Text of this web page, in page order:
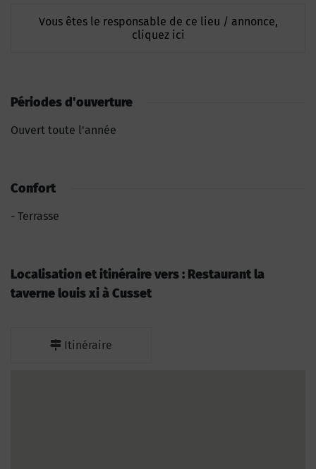
Vous êtes le responsable de ce lieu / annonce,
cliquez ici
Périodes d'ouverture
Ouvert toute l'année
Confort
Terrasse
Localisation et itinéraire vers : Restaurant la
taverne louis xi à Cusset
Itinéraire